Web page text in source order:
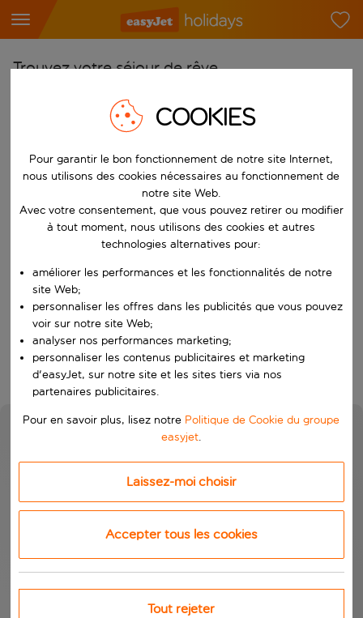
Trouvez votre séjour de rêve
Commencez à taper pour la saisie automatique. Lorsque les
Choisissez votre aéroport
Commencez à taper pour la saisie automatique. Lorsque les
Choisissez votre destination
Vers
Choisissez vos dates
Quand
Qui
Rechercher
COOKIES
Pour garantir le bon fonctionnement de notre site Internet,
nous utilisons des cookies nécessaires au fonctionnement de
notre site Web.
Avec votre consentement, que vous pouvez retirer ou modifier
à tout moment, nous utilisons des cookies et autres
technologies alternatives pour:
améliorer les performances et les fonctionnalités de notre
site Web;
personnaliser les offres dans les publicités que vous pouvez
voir sur notre site Web;
analyser nos performances marketing;
personnaliser les contenus publicitaires et marketing
d'easyJet, sur notre site et les sites tiers via nos
partenaires publicitaires.
Pour en savoir plus, lisez notre Politique de Cookie du groupe
easyjet.
Laissez-moi choisir
Accepter tous les cookies
Tout rejeter